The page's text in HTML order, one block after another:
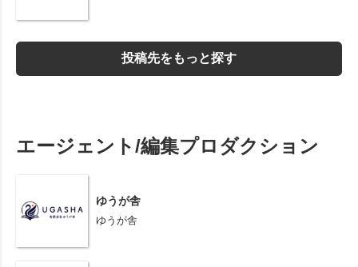
投稿先をもっと探す
エージェント/編集プロダクション
ゆうが舎
ゆうが舎